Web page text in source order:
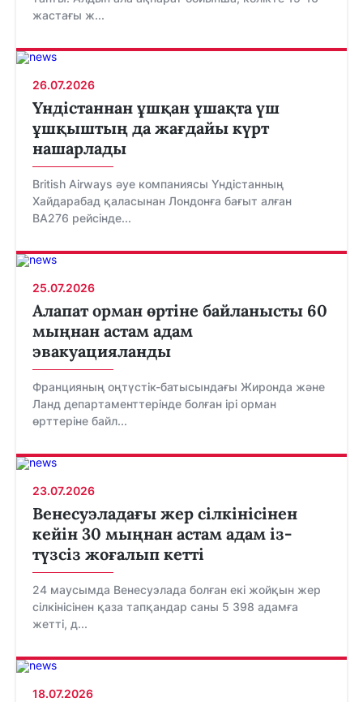
жастағы ж...
26.07.2026
Үндістаннан ұшқан ұшақта үш
ұшқыштың да жағдайы күрт
нашарлады
British Airways әуе компаниясы Үндістанның
Хайдарабад қаласынан Лондонға бағыт алған
BA276 рейсінде...
25.07.2026
Алапат орман өртіне байланысты 60
мыңнан астам адам
эвакуацияланды
Францияның оңтүстік-батысындағы Жиронда және
Ланд департаменттерінде болған ірі орман
өрттеріне байл...
23.07.2026
Венесуэладағы жер сілкінісінен
кейін 30 мыңнан астам адам із-
түзсіз жоғалып кетті
24 маусымда Венесуэлада болған екі жойқын жер
сілкінісінен қаза тапқандар саны 5 398 адамға
жетті, д...
18.07.2026